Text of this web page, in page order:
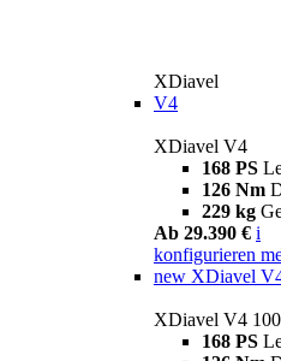
XDiavel
V4
XDiavel V4
168 PS
126 Nm
229 kg
Ab 29.390 € i
konfigurieren
new XDiavel
XDiavel V4 100
168 PS